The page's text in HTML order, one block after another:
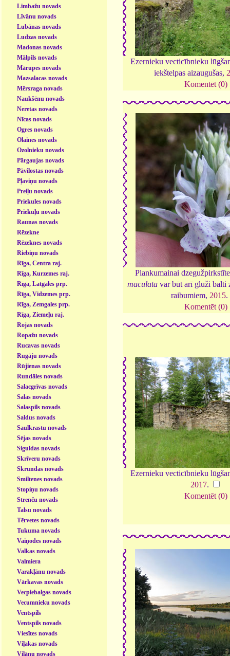
Limbažu novads
Līvānu novads
Lubānas novads
Ludzas novads
Madonas novads
Mālpils novads
Mārupes novads
Mazsalacas novads
Mērsraga novads
Naukšēnu novads
Neretas novads
Nīcas novads
Ogres novads
Olaines novads
Ozolnieku novads
Pārgaujas novads
Pāvilostas novads
Pļaviņu novads
Preiļu novads
Priekules novads
Priekuļu novads
Raunas novads
Rēzekne
Rēzeknes novads
Riebiņu novads
Rīga, Centra raj.
Rīga, Kurzemes raj.
Rīga, Latgales prp.
Rīga, Vidzemes prp.
Rīga, Zemgales prp.
Rīga, Ziemeļu raj.
Rojas novads
Ropažu novads
Rucavas novads
Rugāju novads
Rūjienas novads
Rundāles novads
Salacgrīvas novads
Salas novads
Salaspils novads
Saldus novads
Saulkrastu novads
Sējas novads
Siguldas novads
Skrīveru novads
Skrundas novads
Smiltenes novads
Stopiņu novads
Strenču novads
Talsu novads
Tērvetes novads
Tukuma novads
Vaiņodes novads
Valkas novads
Valmiera
Varakļānu novads
Vārkavas novads
Vecpiebalgas novads
Vecumnieku novads
Ventspils
Ventspils novads
Viesītes novads
Viļakas novads
Viļānu novads
Ezernieku vecticībnieku
iekštelpas aizaugušas,
Komentēt (0)
Plankumainai
maculata var būt arī gluži balti
raibumiem, 2015.
Komentēt (0)
Ezernieku vecticībnieku
2017.
Komentēt (0)